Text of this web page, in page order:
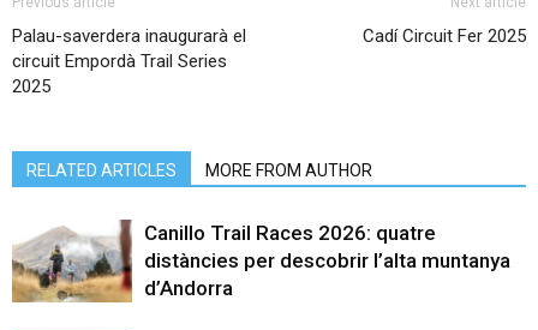
Palau-saverdera inaugurarà el
circuit Empordà Trail Series
2025
Cadí Circuit Fer 2025
RELATED ARTICLES MORE FROM AUTHOR
Canillo Trail Races 2026: quatre
distàncies per descobrir l’alta muntanya
d’Andorra